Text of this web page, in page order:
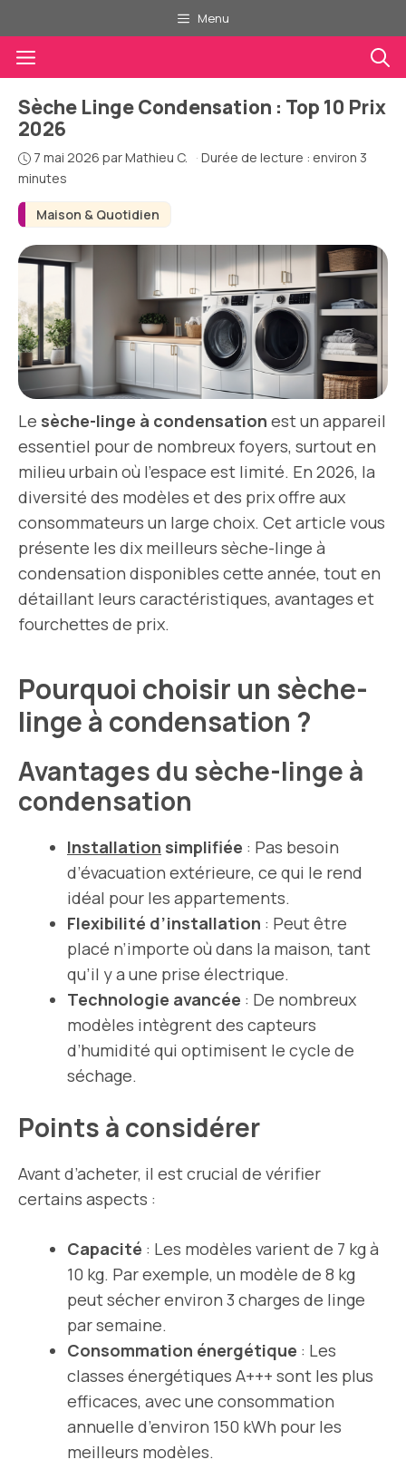
au
contenu
Menu
Menu
Maison & Quotidien
Sèche Linge Condensation : Top 10 Prix
2026
7 mai 2026 parMathieu C. · Durée de lecture : environ 3
minutes
Le sèche-linge à condensation est un appareil
essentiel pour de nombreux foyers, surtout en
milieu urbain où l’espace est limité. En 2026, la
diversité des modèles et des prix offre aux
consommateurs un large choix. Cet article vous
présente les dix meilleurs sèche-linge à
condensation disponibles cette année, tout en
détaillant leurs caractéristiques, avantages et
fourchettes de prix.
Pourquoi choisir un sèche-
linge à condensation ?
Avantages du sèche-linge à
condensation
Installation simplifiée : Pas besoin
d’évacuation extérieure, ce qui le rend
idéal pour les appartements.
Flexibilité d’installation : Peut être
placé n’importe où dans la maison, tant
qu’il y a une prise électrique.
Technologie avancée : De nombreux
modèles intègrent des capteurs
d’humidité qui optimisent le cycle de
séchage.
Points à considérer
Avant d’acheter, il est crucial de vérifier
certains aspects :
Capacité : Les modèles varient de 7 kg à
10 kg. Par exemple, un modèle de 8 kg
peut sécher environ 3 charges de linge
par semaine.
Consommation énergétique : Les
classes énergétiques A+++ sont les plus
efficaces, avec une consommation
annuelle d’environ 150 kWh pour les
meilleurs modèles.